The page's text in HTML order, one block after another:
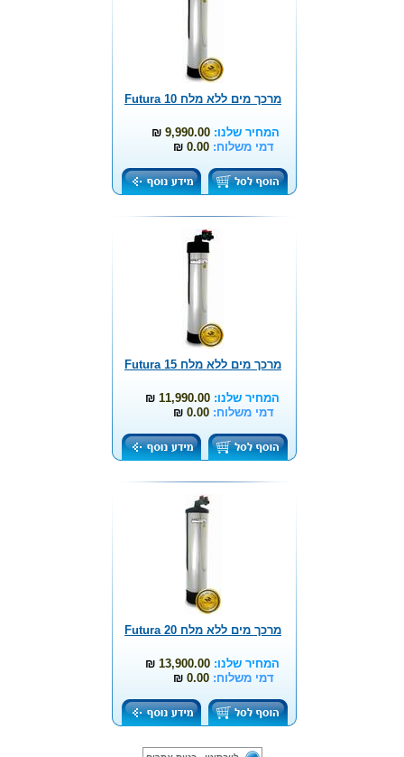
מרכך מים ללא מלח Futura 10
המחיר שלנו: 9,990.00
₪
דמי משלוח: 0.00
₪
מרכך מים ללא מלח Futura 15
המחיר שלנו: 11,990.00
₪
דמי משלוח: 0.00
₪
מרכך מים ללא מלח Futura 20
המחיר שלנו: 13,900.00
₪
דמי משלוח: 0.00
₪